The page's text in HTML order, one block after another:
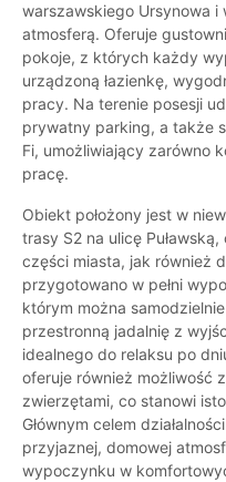
warszawskiego Ursynowa i
atmosferą. Oferuje
pokoje, z których każdy
urządzoną łazienkę,
pracy. Na terenie posesji
prywatny parking, a także
Fi, umożliwiający zarówno
pracę.
Obiekt położony jest w
trasy S2 na ulicę
części miasta, jak również
przygotowano w pełni
którym można
przestronną jadalnię z
idealnego do relaksu po
oferuje również możliwość
zwierzętami, co stanowi
Głównym celem
przyjaznej, domowej
wypoczynku w